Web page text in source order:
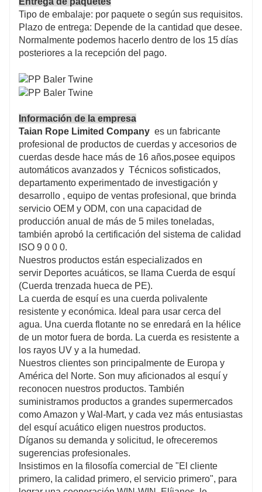
Tipo de embalaje: por paquete o ​​según sus requisitos.
Plazo de entrega: Depende de la cantidad que desee.
Normalmente podemos hacerlo dentro de los 15 días
posteriores a la recepción del pago.
Información de la empresa
Taian Rope Limited Company es un fabricante
profesional de productos de cuerdas y accesorios de
cuerdas desde hace más de 16 años,posee equipos
automáticos avanzados y Técnicos sofisticados,
departamento experimentado de investigación y
desarrollo , equipo de ventas profesional, que brinda
servicio OEM y ODM, con una capacidad de
producción anual de más de 5 miles toneladas,
también aprobó la certificación del sistema de calidad
ISO 9 0 0 0.
Nuestros productos están especializados en
servir Deportes acuáticos, se llama Cuerda de esquí
(Cuerda trenzada hueca de PE).
La cuerda de esquí es una cuerda polivalente
resistente y económica. Ideal para usar cerca del
agua. Una cuerda flotante no se enredará en la hélice
de un motor fuera de borda. La cuerda es resistente a
los rayos UV y a la humedad.
Nuestros clientes son principalmente de Europa y
América del Norte. Son muy aficionados al esquí y
reconocen nuestros productos. También
suministramos productos a grandes supermercados
como Amazon y Wal-Mart, y cada vez más entusiastas
del esquí acuático eligen nuestros productos.
Díganos su demanda y solicitud, le ofreceremos
sugerencias profesionales.
Insistimos en la filosofía comercial de "El cliente
primero, la calidad primero, el servicio primero", para